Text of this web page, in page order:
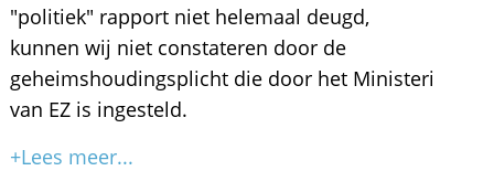
"politiek" rapport niet helemaal deugd,
kunnen wij niet constateren door de
geheimshoudingsplicht die door het Ministeri
van EZ is ingesteld.
+Lees meer...